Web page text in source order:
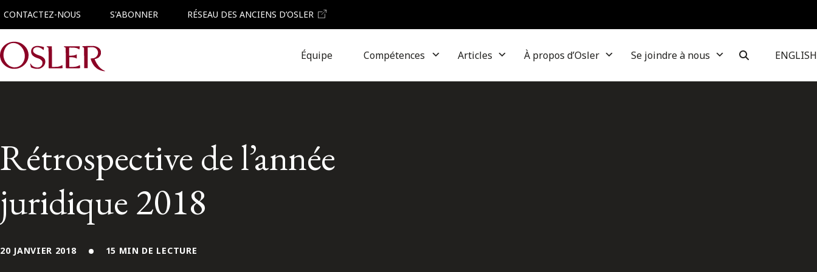
CONTACTEZ-NOUS S'ABONNER RÉSEAU DES ANCIENS D’OSLER
Main Navigation Équipe Compétences Articles À propos d’Osler Se joindre à nous ENGLISH
Rétrospective de l’année
juridique 2018
20 JANVIER 2018 15 MIN DE LECTURE